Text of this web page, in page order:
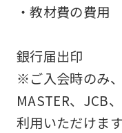
・教材費の費用
銀行届出印
※ご入会時のみ
MASTER、JCB
利用いただけます